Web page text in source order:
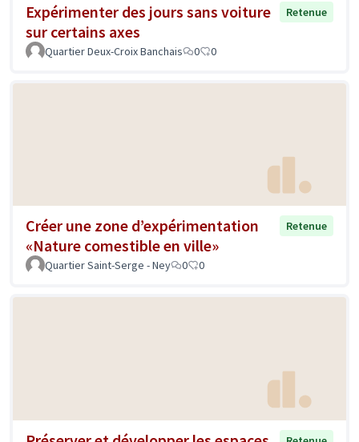
Expérimenter des jours sans voiture
sur certains axes
Retenue
Quartier Deux-Croix Banchais 0 0
Créer une zone d’expérimentation
«Nature comestible en ville»
Retenue
Quartier Saint-Serge - Ney 0 0